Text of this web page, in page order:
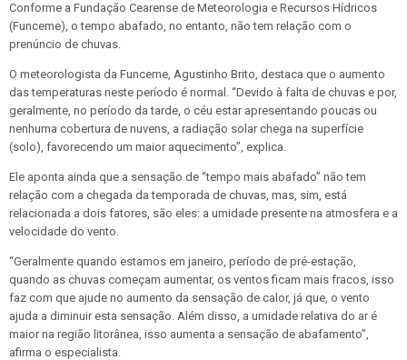
Conforme a Fundação Cearense de Meteorologia e Recursos Hídricos
(Funceme), o tempo abafado, no entanto, não tem relação com o
prenúncio de chuvas.
O meteorologista da Funceme, Agustinho Brito, destaca que o aumento
das temperaturas neste período é normal. “Devido à falta de chuvas e por,
geralmente, no período da tarde, o céu estar apresentando poucas ou
nenhuma cobertura de nuvens, a radiação solar chega na superfície
(solo), favorecendo um maior aquecimento”, explica.
Ele aponta ainda que a sensação de “tempo mais abafado” não tem
relação com a chegada da temporada de chuvas, mas, sim, está
relacionada a dois fatores, são eles: a umidade presente na atmosfera e a
velocidade do vento.
“Geralmente quando estamos em janeiro, período de pré-estação,
quando as chuvas começam aumentar, os ventos ficam mais fracos, isso
faz com que ajude no aumento da sensação de calor, já que, o vento
ajuda a diminuir esta sensação. Além disso, a umidade relativa do ar é
maior na região litorânea, isso aumenta a sensação de abafamento”,
afirma o especialista.